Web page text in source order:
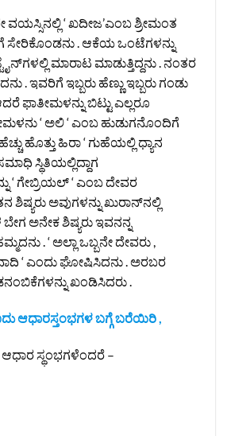
‘ ಖದೀಜ’ಎಂಬ ಶ್ರೀಮಂತ
. ಆಕೆಯ ಒಂಟೆಗಳನ್ನು
ಮಾರಾಟ ಮಾಡುತ್ತಿದ್ದನು . ನಂತರ
. ಇವರಿಗೆ ಇಬ್ಬರು ಹೆಣ್ಣು ಇಬ್ಬರು ಗಂಡು
ಫಾತೀಮಳನ್ನು ಬಿಟ್ಟು ಎಲ್ಲರೂ
‘ ಅಲಿ ‘ ಎಂಬ ಹುಡುಗನೊಂದಿಗೆ
ಹೊತ್ತು ಹಿರಾ ‘ ಗುಹೆಯಲ್ಲಿ ಧ್ಯಾನ
ಸ್ಥಿತಿಯಲ್ಲಿದ್ದಾಗ
‘ ಗೇಬ್ರಿಯಲ್ ‘ ಎಂಬ ದೇವರ
ಅವುಗಳನ್ನು ಖುರಾನ್‌ನಲ್ಲಿ
ಅನೇಕ ಶಿಷ್ಯರು ಇವನನ್ನ
. ‘ ಅಲ್ಲಾ ಒಬ್ಬನೇ ದೇವರು ,
‘ ಎಂದು ಘೋಷಿಸಿದನು . ಅರಬರ
ಖಂಡಿಸಿದರು .
ಆಧಾರಸ್ತಂಭಗಳ ಬಗ್ಗೆ ಬರೆಯಿರಿ ,
ಸ್ಥಂಭಗಳೆಂದರೆ –